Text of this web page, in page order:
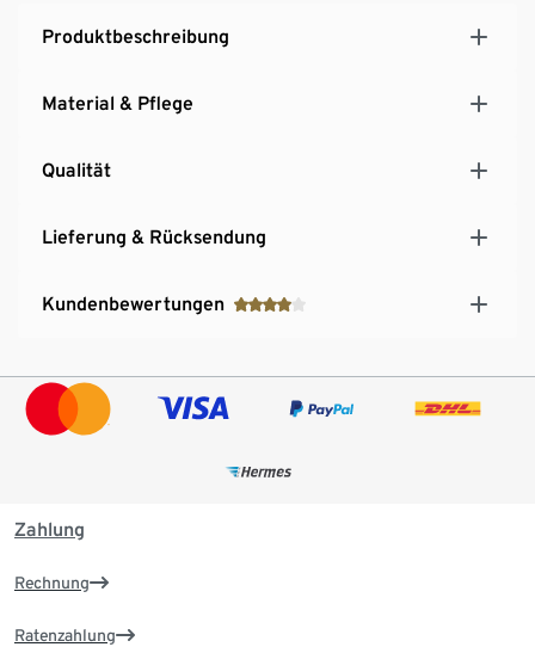
Sitzhöhe ca. 43 cm
Produktbeschreibung
Material & Pflege
Qualität
Lieferung & Rücksendung
Kundenbewertungen
Zahlung
Rechnung
Ratenzahlung